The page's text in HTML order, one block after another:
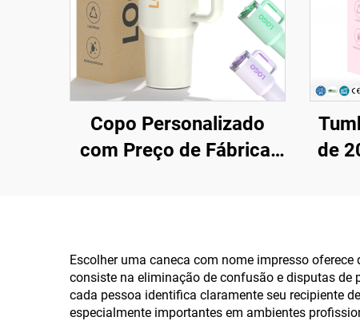
Copo Personalizado
com Preço de Fábrica,
Parede, Copo Térmico
de Viagem com Alça e
Tampa com Canudo
de
Escolher uma caneca com nome impresso
consiste na eliminação de confusão e disputas
cada pessoa identifica claramente seu recipiente
especialmente importantes em ambientes